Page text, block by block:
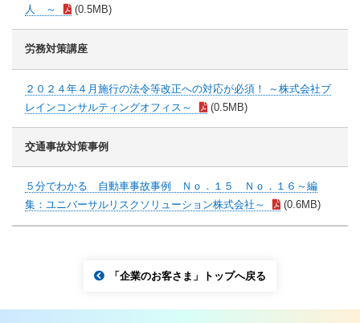
人 ～
(0.5MB)
労務対策講座
２０２４年４月施行の法令等改正への対応が必須！ ～株式会社ブ
レインコンサルティングオフィス～
(0.5MB)
交通事故対策事例
５分でわかる 自動車事故事例 Ｎｏ．１５ Ｎｏ．１６～編
集：ユニバーサルリスクソリューション株式会社～
(0.6MB)
「企業のお客さま」トップへ戻る